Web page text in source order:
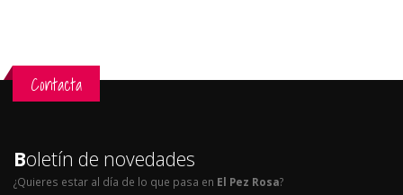
Contacta
Boletín de novedades
¿Quieres estar al día de lo que pasa en El Pez Rosa?